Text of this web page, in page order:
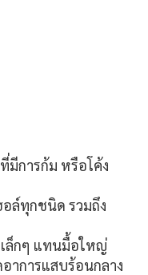
มีการก้ม หรือโค้ง
อล์ทุกชนิด รวมถึง
ล็กๆ แทนมื้อใหญ่
าการแสบร้อนกลาง